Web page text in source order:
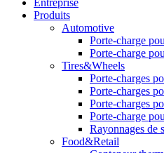
Produits
Automotive
Porte-charge
Porte-charge
Tires&Wheels
Porte-charges
Porte-charges
Porte-charges
Porte-charge
Rayonnages de
Food&Retail